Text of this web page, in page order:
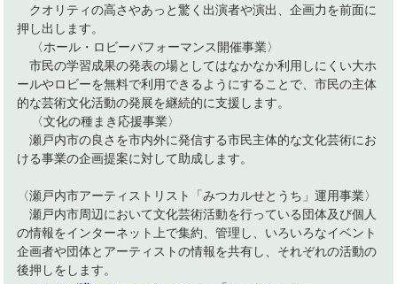
クオリティの高さやあっと驚く出演者や演出、企画力を前面に
押し出します。
〈ホール・ロビーパフォーマンス開催事業〉
市民の学習成果の発表の場としてはなかなか利用しにくい大ホ
ールやロビーを無料で利用できるようにすることで、市民の主体
的な芸術文化活動の発展を継続的に支援します。
〈文化の種まき応援事業〉
瀬戸内市の良さを市内外に発信する市民主体的な文化芸術にお
ける事業の企画提案に対して助成します。
〈瀬戸内市アーティストリスト「みつカルせとうち」運用事業〉
瀬戸内市周辺において文化芸術活動を行っている団体及び個人
の情報をインターネット上で集約、管理し、いろいろなイベント
企画者や団体とアーティストの情報を共有し、それぞれの活動の
後押しをします。